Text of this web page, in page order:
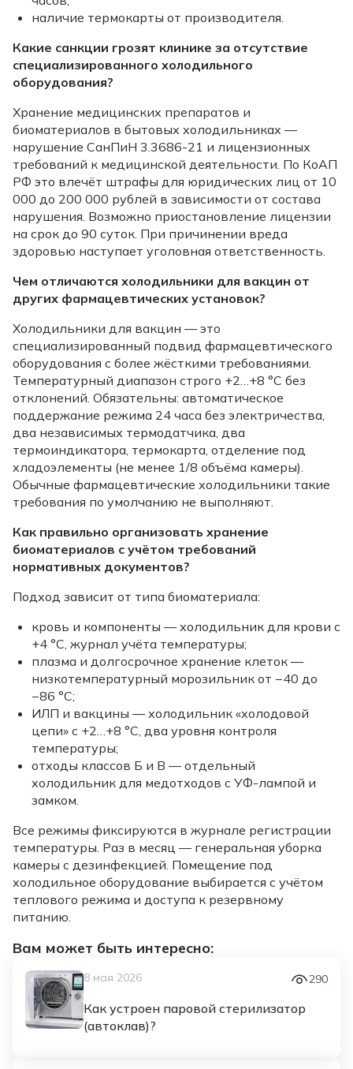
наличие термокарты от производителя.
Какие санкции грозят клинике за отсутствие
специализированного холодильного
оборудования?
Хранение медицинских препаратов и
биоматериалов в бытовых холодильниках —
нарушение СанПиН 3.3686-21 и лицензионных
требований к медицинской деятельности. По КоАП
РФ это влечёт штрафы для юридических лиц от 10
000 до 200 000 рублей в зависимости от состава
нарушения. Возможно приостановление лицензии
на срок до 90 суток. При причинении вреда
здоровью наступает уголовная ответственность.
Чем отличаются холодильники для вакцин от
других фармацевтических установок?
Холодильники для вакцин — это
специализированный подвид фармацевтического
оборудования с более жёсткими требованиями.
Температурный диапазон строго +2…+8 °C без
отклонений. Обязательны: автоматическое
поддержание режима 24 часа без электричества,
два независимых термодатчика, два
термоиндикатора, термокарта, отделение под
хладоэлементы (не менее 1/8 объёма камеры).
Обычные фармацевтические холодильники такие
требования по умолчанию не выполняют.
Как правильно организовать хранение
биоматериалов с учётом требований
нормативных документов?
Подход зависит от типа биоматериала:
кровь и компоненты — холодильник для крови с
+4 °C, журнал учёта температуры;
плазма и долгосрочное хранение клеток —
низкотемпературный морозильник от −40 до
−86 °C;
ИЛП и вакцины — холодильник «холодовой
цепи» с +2…+8 °C, два уровня контроля
температуры;
отходы классов Б и В — отдельный
холодильник для медотходов с УФ-лампой и
замком.
Все режимы фиксируются в журнале регистрации
температуры. Раз в месяц — генеральная уборка
камеры с дезинфекцией. Помещение под
холодильное оборудование выбирается с учётом
теплового режима и доступа к резервному
питанию.
Вам может быть интересно:
8 мая 2026 290
Как устроен паровой стерилизатор
(автоклав)?